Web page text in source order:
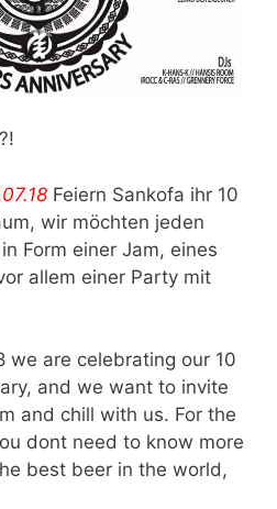
Feiern Sankofa ihr 10
wir möchten jeden
Form einer Jam, eines
allem einer Party mit
we are celebrating our 10
and we want to invite
and chill with us. For the
dont need to know more
best beer in the world,